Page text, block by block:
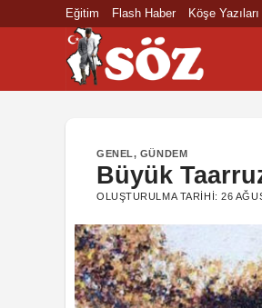
Eğitim Flash Haber Köşe Yazıları
GENEL, GÜNDEM
Büyük
OLUŞTURULMA TARIHI:26